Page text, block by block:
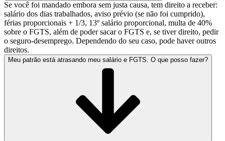
Se você foi mandado embora sem justa causa, tem direito a receber:
salário dos dias trabalhados, aviso prévio (se não foi cumprido),
férias proporcionais + 1/3, 13º salário proporcional, multa de 40%
sobre o FGTS, além de poder sacar o FGTS e, se tiver direito, pedir
o seguro-desemprego. Dependendo do seu caso, pode haver outros
direitos.
Meu patrão está atrasando meu salário e FGTS. O que posso fazer?